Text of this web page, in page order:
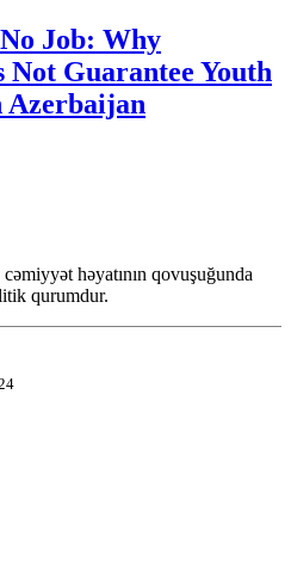
Job: Why
Not Guarantee Youth
Azerbaijan
həyatının qovuşuğunda
qurumdur.